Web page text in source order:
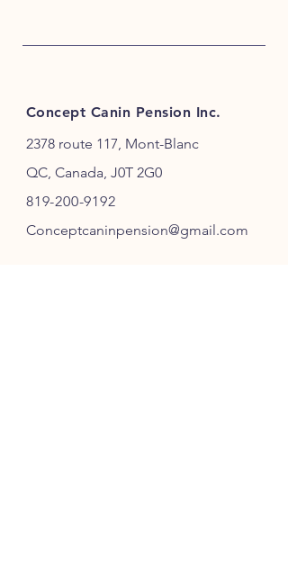
Concept Canin Pension Inc.
2378 route 117, Mont-Blanc
QC, Canada, J0T 2G0
819-200-9192
Conceptcaninpension@gmail.com